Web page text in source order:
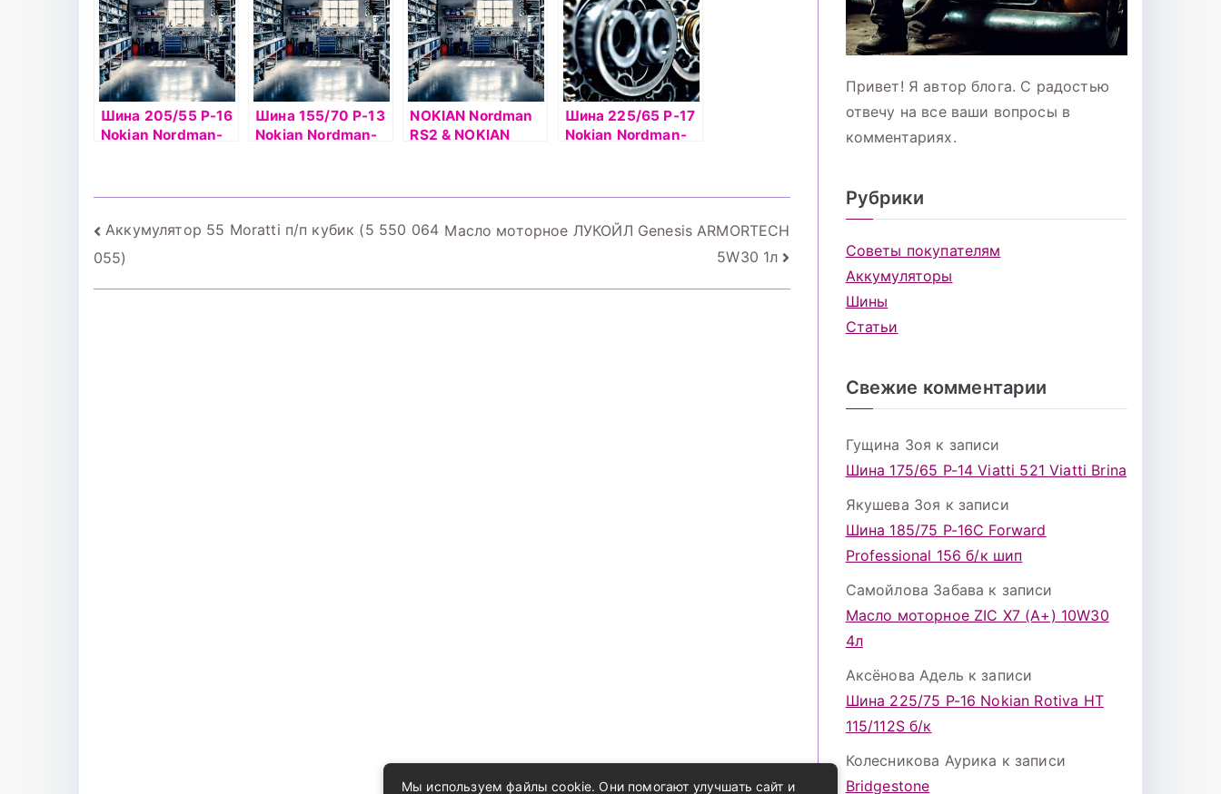
Шина 205/55 Р-16
Nokian Nordman-
Шина 155/70 Р-13
Nokian Nordman-
NOKIAN Nordman
RS2 & NOKIAN
Шина 225/65 Р-17
Nokian Nordman-
Навигация
по
Аккумулятор 55 Moratti п/п кубик (5 550 064
055)
Масло моторное ЛУКОЙЛ Genesis ARMORTECH
5W30 1л
Привет! Я автор блога. С радостью
отвечу на все ваши вопросы в
комментариях.
Рубрики
Советы покупателям
Аккумуляторы
Шины
Статьи
Свежие комментарии
Гущина Зоя к записи
Шина 175/65 Р-14 Viatti 521 Viatti Brina
Якушева Зоя к записи
Шина 185/75 Р-16С Forward
Professional 156 б/к шип
Самойлова Забава к записи
Масло моторное ZIC X7 (A+) 10W30
4л
Аксёнова Адель к записи
Шина 225/75 Р-16 Nokian Rotiva HT
115/112S б/к
Колесникова Аурика к записи
Bridgestone
Мы используем файлы cookie. Они помогают улучшать сайт и